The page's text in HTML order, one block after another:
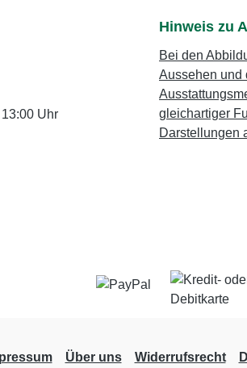
Uhr
Hinweis zu
Bei den
Aussehen und
gleichartiger
Darstellungen
Über uns Widerrufsrecht